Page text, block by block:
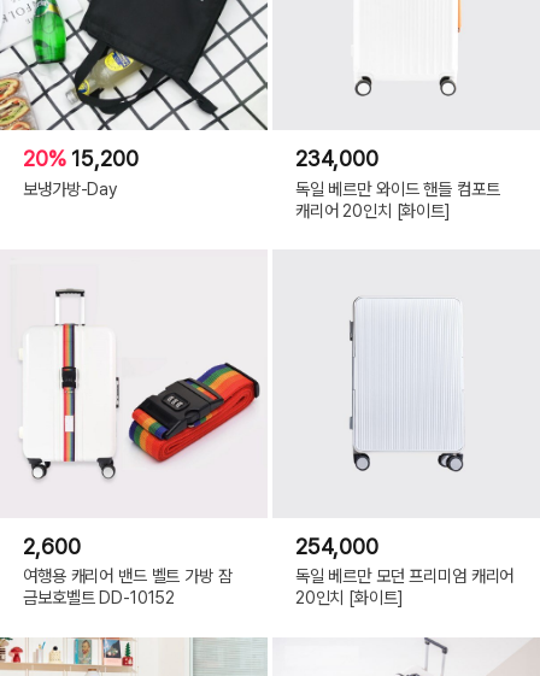
20% 15,200
보냉가방-Day
234,000
독일 베르만 와이드 핸들 컴포트
캐리어 20인치 [화이트]
2,600
여행용 캐리어 밴드 벨트 가방 잠
금보호벨트 DD-10152
254,000
독일 베르만 모던 프리미엄 캐리어
20인치 [화이트]